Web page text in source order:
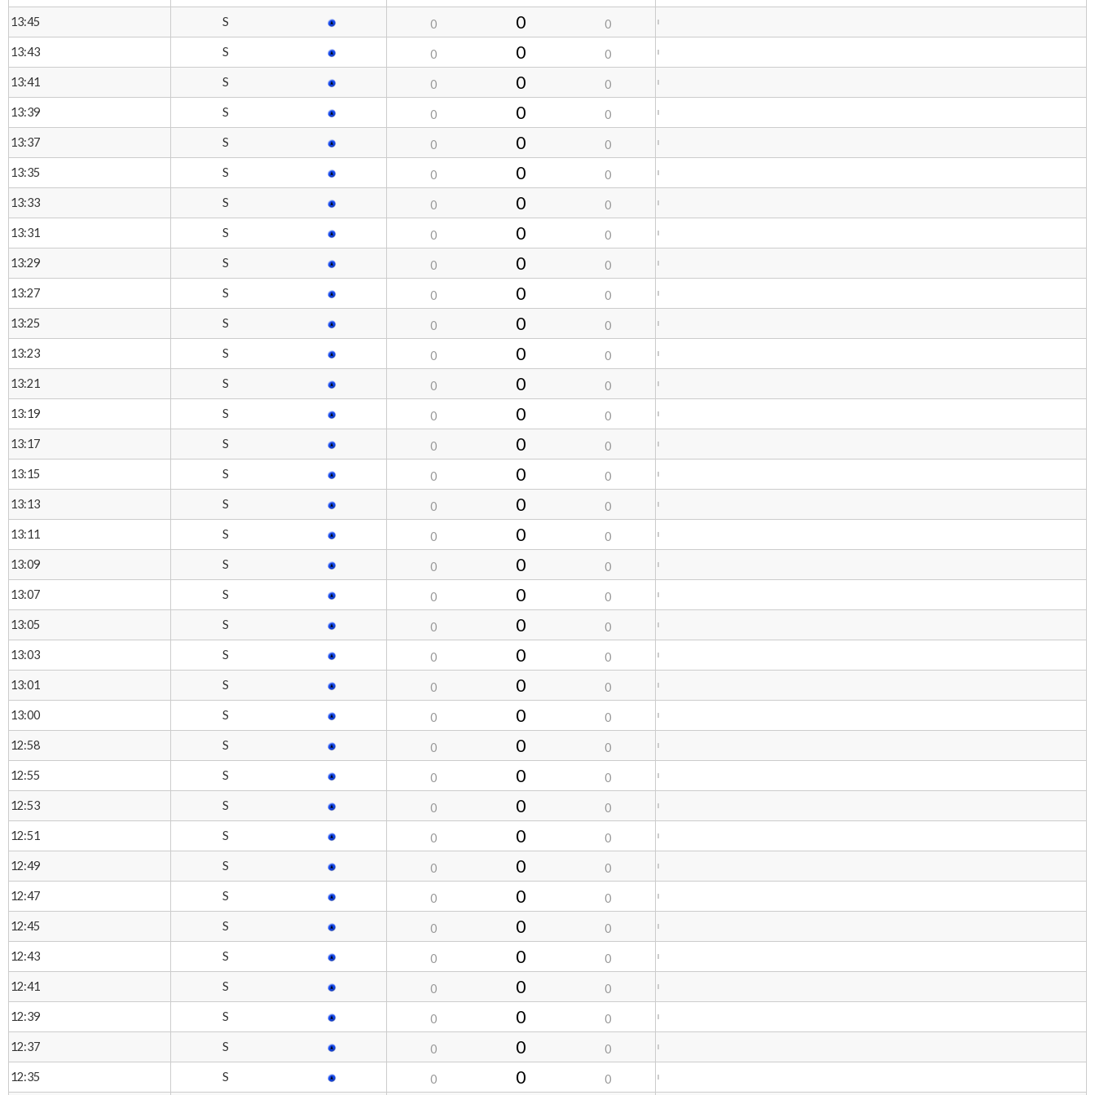
13:45 S 0 0 0
13:43 S 0 0 0
13:41 S 0 0 0
13:39 S 0 0 0
13:37 S 0 0 0
13:35 S 0 0 0
13:33 S 0 0 0
13:31 S 0 0 0
13:29 S 0 0 0
13:27 S 0 0 0
13:25 S 0 0 0
13:23 S 0 0 0
13:21 S 0 0 0
13:19 S 0 0 0
13:17 S 0 0 0
13:15 S 0 0 0
13:13 S 0 0 0
13:11 S 0 0 0
13:09 S 0 0 0
13:07 S 0 0 0
13:05 S 0 0 0
13:03 S 0 0 0
13:01 S 0 0 0
13:00 S 0 0 0
12:58 S 0 0 0
12:55 S 0 0 0
12:53 S 0 0 0
12:51 S 0 0 0
12:49 S 0 0 0
12:47 S 0 0 0
12:45 S 0 0 0
12:43 S 0 0 0
12:41 S 0 0 0
12:39 S 0 0 0
12:37 S 0 0 0
12:35 S 0 0 0